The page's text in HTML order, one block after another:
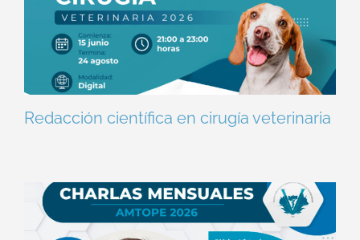
Redacción científica en cirugía veterinaria